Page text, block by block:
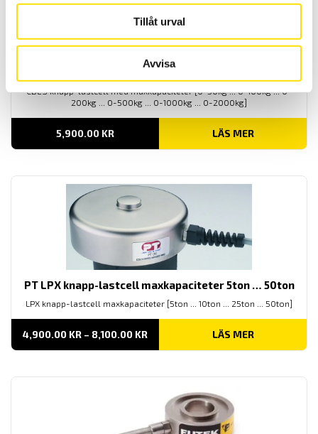
Tillåt urval
Avvisa
CBES knapp-lastcell med maxkapaciteter [0-50kg ... 0-100kg ... 0-
200kg ... 0-500kg ... 0-1000kg ... 0-2000kg]
5,900.00 KR LÄS MER
PT LPX knapp-lastcell maxkapaciteter 5ton … 50ton
LPX knapp-lastcell maxkapaciteter [5ton ... 10ton ... 25ton ... 50ton]
4,900.00 KR – 8,100.00 KRPRISINTERVALL:
TILL
LÄS MER